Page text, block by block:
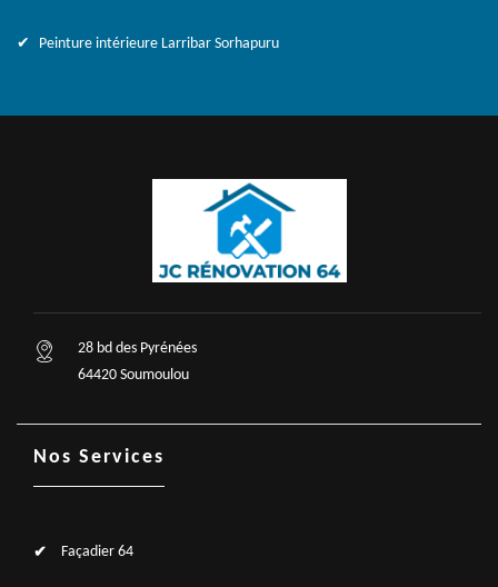
Peinture intérieure Larribar Sorhapuru
28 bd des Pyrénées
64420 Soumoulou
Nos Services
Façadier 64